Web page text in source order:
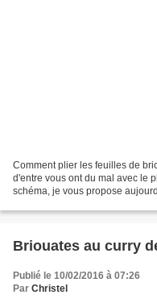
Comment plier les feuilles de
d'entre vous ont du mal avec le
schéma, je vous propose
Briouates au curry
Publié le 10/02/2016 à 07:26
Par Christel